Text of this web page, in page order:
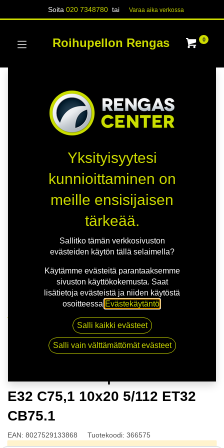
Soita020 7348780 tai Varaa aika verk​​​​ossa
Roihupellon Rengas 0
OZ HYPER GT | 10X20 5-112 E32 C75,1 10x20 5/112
ET32 CB75.1
E32 C75,1 10x20 5/112 ET32
CB75.1
EAN: 8027529133868 Tuotekoodi: 366575
Yksityisyytesi
kunnioittaminen on
meille ensisijaisen
tärkeää.
Sallitko tämän verkkosivuston
evästeiden käytön tällä selaimella?
Käytämme evästeitä parantaaksemme
sivuston käyttökokemusta. Saat
lisätietoja evästeistä ja niiden käytöstä
osoitteessa Evästekäytäntö
Salli kaikki evästeet
Salli vain välttämättömät evästeet